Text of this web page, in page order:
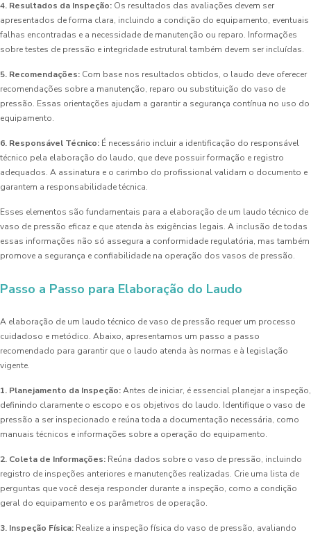
4. Resultados da Inspeção: Os resultados das avaliações devem ser
apresentados de forma clara, incluindo a condição do equipamento, eventuais
falhas encontradas e a necessidade de manutenção ou reparo. Informações
sobre testes de pressão e integridade estrutural também devem ser incluídas.
5. Recomendações: Com base nos resultados obtidos, o laudo deve oferecer
recomendações sobre a manutenção, reparo ou substituição do vaso de
pressão. Essas orientações ajudam a garantir a segurança contínua no uso do
equipamento.
6. Responsável Técnico: É necessário incluir a identificação do responsável
técnico pela elaboração do laudo, que deve possuir formação e registro
adequados. A assinatura e o carimbo do profissional validam o documento e
garantem a responsabilidade técnica.
Esses elementos são fundamentais para a elaboração de um laudo técnico de
vaso de pressão eficaz e que atenda às exigências legais. A inclusão de todas
essas informações não só assegura a conformidade regulatória, mas também
promove a segurança e confiabilidade na operação dos vasos de pressão.
Passo a Passo para Elaboração do Laudo
A elaboração de um laudo técnico de vaso de pressão requer um processo
cuidadoso e metódico. Abaixo, apresentamos um passo a passo
recomendado para garantir que o laudo atenda às normas e à legislação
vigente.
1. Planejamento da Inspeção:Antes de iniciar, é essencial planejar a inspeção,
definindo claramente o escopo e os objetivos do laudo. Identifique o vaso de
pressão a ser inspecionado e reúna toda a documentação necessária, como
manuais técnicos e informações sobre a operação do equipamento.
2. Coleta de Informações: Reúna dados sobre o vaso de pressão, incluindo
registro de inspeções anteriores e manutenções realizadas. Crie uma lista de
perguntas que você deseja responder durante a inspeção, como a condição
geral do equipamento e os parâmetros de operação.
3. Inspeção Física: Realize a inspeção física do vaso de pressão, avaliando